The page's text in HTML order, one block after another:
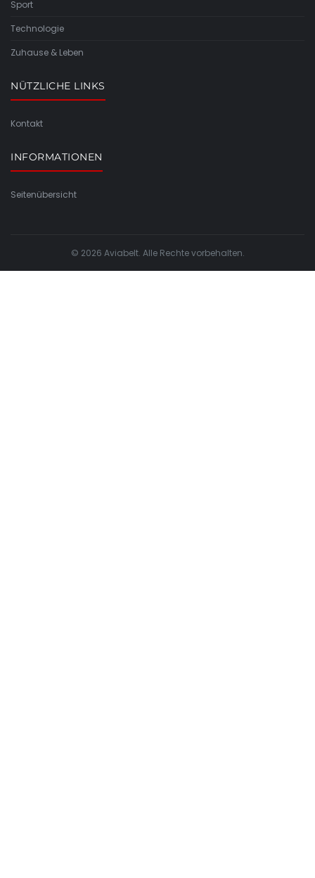
Sport
Technologie
Zuhause & Leben
NÜTZLICHE LINKS
Kontakt
INFORMATIONEN
Seitenübersicht
© 2026 Aviabelt. Alle Rechte vorbehalten.